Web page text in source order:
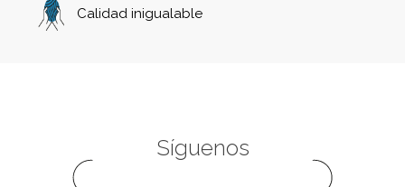
Calidad inigualable
Síguenos